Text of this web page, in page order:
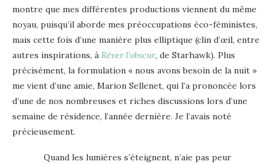
montre que mes différentes productions viennent du même
noyau, puisqu’il aborde mes préoccupations éco-féministes,
mais cette fois d’une manière plus elliptique (clin d’œil, entre
autres inspirations, à Rêver l’obscur, de Starhawk). Plus
précisément, la formulation « nous avons besoin de la nuit »
me vient d’une amie, Marion Sellenet, qui l’a prononcée lors
d’une de nos nombreuses et riches discussions lors d’une
semaine de résidence, l’année dernière. Je l’avais noté
précieusement.
Quand les lumières s’éteignent, n’aie pas peur